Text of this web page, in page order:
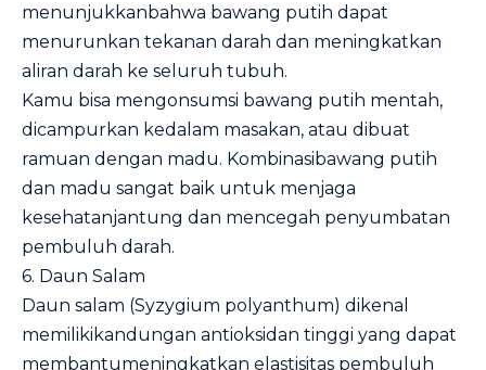
menunjukkanbahwa bawang putih dapat
menurunkan tekanan darah dan meningkatkan
aliran darah ke seluruh tubuh.
Kamu bisa mengonsumsi bawang putih mentah,
dicampurkan kedalam masakan, atau dibuat
ramuan dengan madu. Kombinasibawang putih
dan madu sangat baik untuk menjaga
kesehatanjantung dan mencegah penyumbatan
pembuluh darah.
6. Daun Salam
Daun salam (Syzygium polyanthum) dikenal
memilikikandungan antioksidan tinggi yang dapat
membantumeningkatkan elastisitas pembuluh